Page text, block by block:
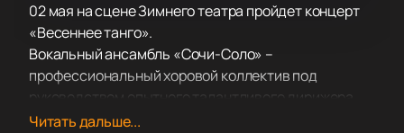
02 мая на сцене Зимнего театра пройдет концерт
«Весеннее танго».
Вокальный ансамбль «Сочи-Cоло» –
профессиональный хоровой коллектив под
руководством опытного талантливого дирижера
исполнит для вас популярные композиции. В
Читать дальше...